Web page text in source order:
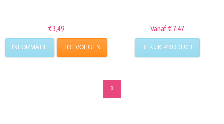
€3,49
INFORMATIE TOEVOEGEN
Vanaf € 7,47
BEKIJK PRODUCT
1